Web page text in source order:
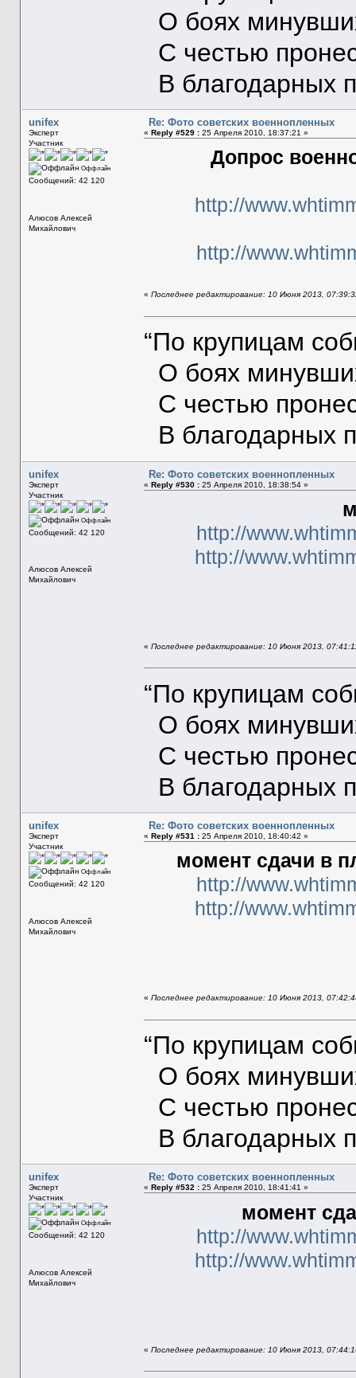
О боях
С честью
В благодарных
unifex
Эксперт
Участник
Оффлайн
Сообщений: 42 120
Алюсов Алексей
Михайлович
Re: Фото советских военнопленных
« Reply #529 :25 Апреля 2010, 18:37:21 »
Допрос
http://
http://
« Последнее редактирование: 10 Июня 2013,
“По крупицам
О боях
С честью
В благодарных
unifex
Эксперт
Участник
Оффлайн
Сообщений: 42 120
Алюсов Алексей
Михайлович
Re: Фото советских военнопленных
« Reply #530 :25 Апреля 2010, 18:38:54 »
http://
http://
« Последнее редактирование: 10 Июня 2013,
“По крупицам
О боях
С честью
В благодарных
unifex
Эксперт
Участник
Оффлайн
Сообщений: 42 120
Алюсов Алексей
Михайлович
Re: Фото советских военнопленных
« Reply #531 :25 Апреля 2010, 18:40:42 »
момент сдачи в
http://
http://
« Последнее редактирование: 10 Июня 2013,
“По крупицам
О боях
С честью
В благодарных
unifex
Эксперт
Участник
Оффлайн
Сообщений: 42 120
Алюсов Алексей
Михайлович
Re: Фото советских военнопленных
« Reply #532 :25 Апреля 2010, 18:41:41 »
момент
http://
http://
« Последнее редактирование: 10 Июня 2013,